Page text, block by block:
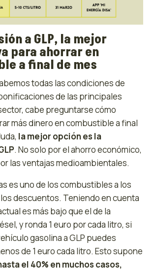
a GLP, la mejor
para ahorrar en
a final de mes
todas las condiciones de
de las principales
cabe preguntarse cómo
más dinero en combustible a final
la mejor opción es la
. No solo por el ahorro económico,
las ventajas medioambientales.
es uno de los combustibles a los
descuentos. Teniendo en cuenta
es más bajo que el de la
y ronda 1 euro por cada litro, si
gasolina a GLP puedes
de 1 euro cada litro. Esto supone
el 40% en muchos casos,